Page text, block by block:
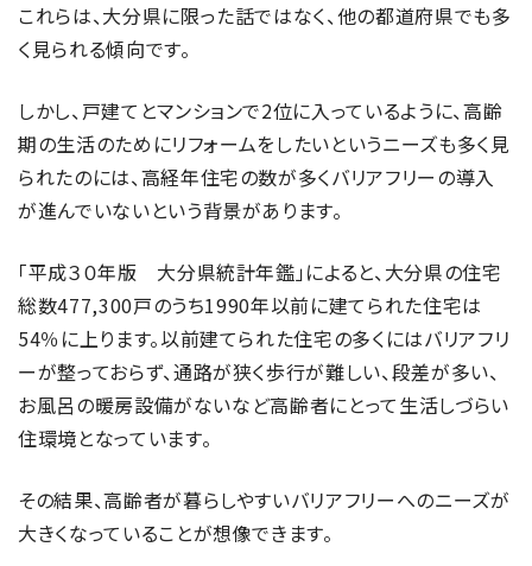
これらは、大分県に限った話ではなく、他の都道府県でも多
く見られる傾向です。
しかし、戸建てとマンションで2位に入っているように、高齢
期の生活のためにリフォームをしたいというニーズも多く見
られたのには、高経年住宅の数が多くバリアフリーの導入
が進んでいないという背景があります。
「平成３０年版 大分県統計年鑑」によると、大分県の住宅
総数477,300戸のうち1990年以前に建てられた住宅は
54％に上ります。以前建てられた住宅の多くにはバリアフリ
ーが整っておらず、通路が狭く歩行が難しい、段差が多い、
お風呂の暖房設備がないなど高齢者にとって生活しづらい
住環境となっています。
その結果、高齢者が暮らしやすいバリアフリーへのニーズが
大きくなっていることが想像できます。